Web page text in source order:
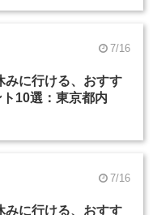
7/16
みに行ける、おすす
10選：東京都内
7/16
みに行ける、おすす